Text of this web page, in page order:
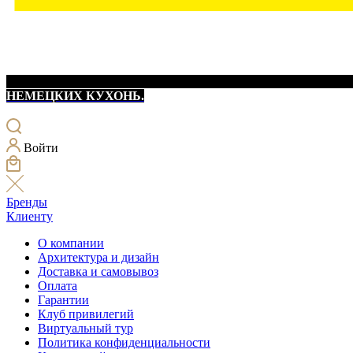
НЕМЕЦКИХ КУХОНЬ.
Войти
Бренды
Клиенту
О компании
Архитектура и дизайн
Доставка и самовывоз
Оплата
Гарантии
Клуб привилегий
Виртуальный тур
Политика конфиденциальности